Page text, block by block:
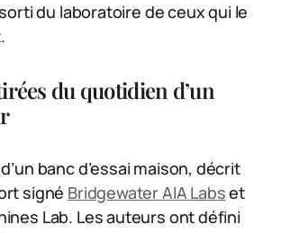
du laboratoire de ceux qui le
du quotidien d’un
banc d’essai maison, décrit
signé Bridgewater AIA Labset
Lab. Les auteurs ont défini